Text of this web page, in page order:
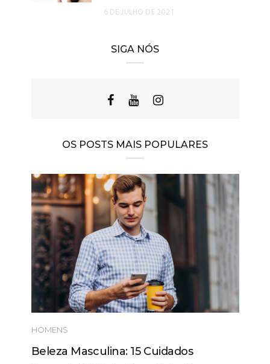
6 DE JULHO DE 2021
SIGA NÓS
OS POSTS MAIS POPULARES
HOMENS
Beleza Masculina: 15 Cuidados